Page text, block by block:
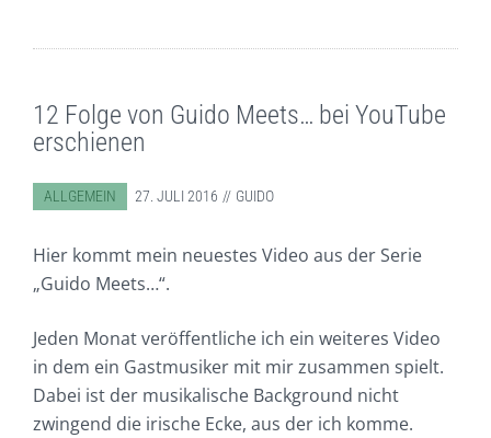
12 Folge von Guido Meets… bei YouTube
erschienen
ABGELEGT IN:
ALLGEMEIN 27. JULI 2016 GUIDO
Hier kommt mein neuestes Video aus der Serie
„Guido Meets…“.
Jeden Monat veröffentliche ich ein weiteres Video
in dem ein Gastmusiker mit mir zusammen spielt.
Dabei ist der musikalische Background nicht
zwingend die irische Ecke, aus der ich komme.